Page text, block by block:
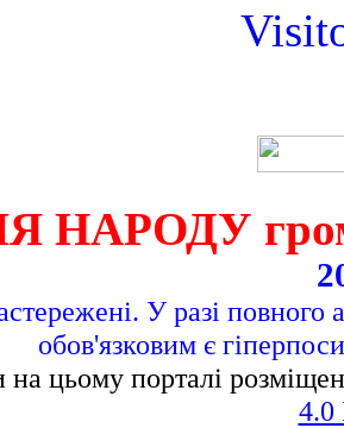
НАРОДУ
У разі повного
обов'язковим є
на цьому порталі
4.0